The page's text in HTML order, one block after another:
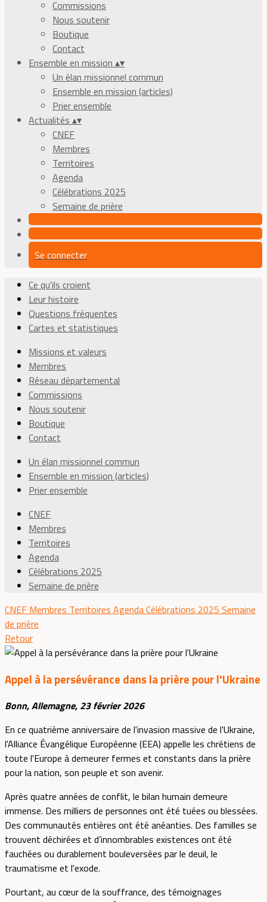
Commissions
Nous soutenir
Boutique
Contact
Ensemble en mission ▴▾
Un élan missionnel commun
Ensemble en mission (articles)
Prier ensemble
Actualités ▴▾
CNEF
Membres
Territoires
Agenda
Célébrations 2025
Semaine de prière
Se connecter
Ce qu'ils croient
Leur histoire
Questions fréquentes
Cartes et statistiques
Missions et valeurs
Membres
Réseau départemental
Commissions
Nous soutenir
Boutique
Contact
Un élan missionnel commun
Ensemble en mission (articles)
Prier ensemble
CNEF
Membres
Territoires
Agenda
Célébrations 2025
Semaine de prière
CNEF Membres Territoires AgendaCélébrations 2025 Semaine
de prière
Retour
Appel à la persévérance dans la prière pour l'Ukraine
Bonn, Allemagne, 23 février 2026
En ce quatrième anniversaire de l'invasion massive de l'Ukraine,
l'Alliance Évangélique Européenne (EEA) appelle les chrétiens de
toute l'Europe à demeurer fermes et constants dans la prière
pour la nation, son peuple et son avenir.
Après quatre années de conflit, le bilan humain demeure
immense. Des milliers de personnes ont été tuées ou blessées.
Des communautés entières ont été anéanties. Des familles se
trouvent déchirées et d’innombrables existences ont été
fauchées ou durablement bouleversées par le deuil, le
traumatisme et l'exode.
Pourtant, au cœur de la souffrance, des témoignages